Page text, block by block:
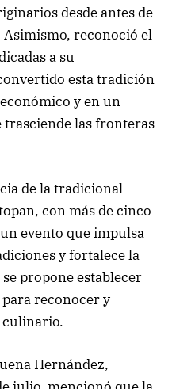
desde antes de
Asimismo, reconoció el
a su
esta tradición
y en un
las fronteras
de la tradicional
con más de cinco
evento que impulsa
y fortalece la
propone establecer
reconocer y
Hernández,